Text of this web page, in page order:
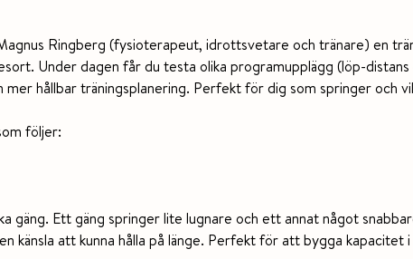
Ringberg (fysioterapeut, idrottsvetare och tränare) en
Under dagen får du testa olika programupplägg (löp-
hållbar träningsplanering. Perfekt för dig som springer och
följer:
gäng. Ett gäng springer lite lugnare och ett annat något
känsla att kunna hålla på länge. Perfekt för att bygga kapacitet i